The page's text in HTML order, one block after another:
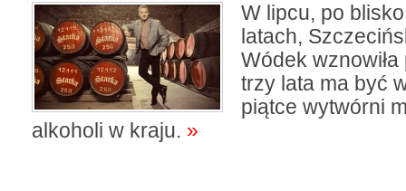
W lipcu, po
latach,
Wódek
trzy lata ma być
piątce wytwórni
alkoholi w kraju. »